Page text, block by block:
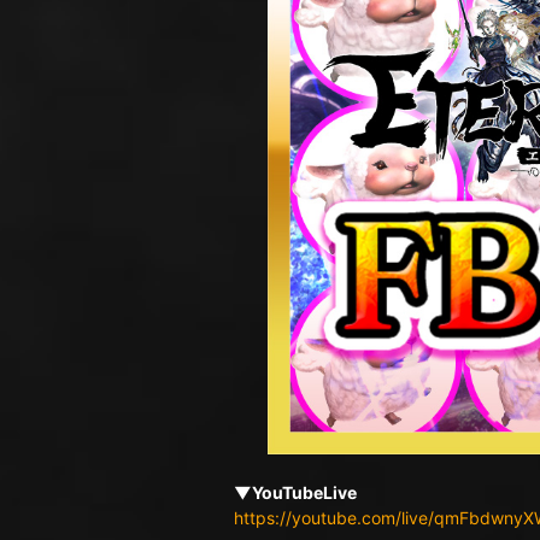
▼YouTubeLive
https://youtube.com/live/